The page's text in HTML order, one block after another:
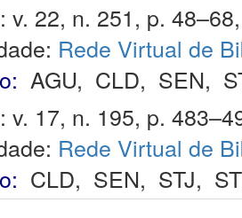
v. 22, n. 251, p.
Rede Virtual de
AGU, CLD, SEN,
v. 17, n. 195, p.
Rede Virtual de
CLD, SEN, STJ,